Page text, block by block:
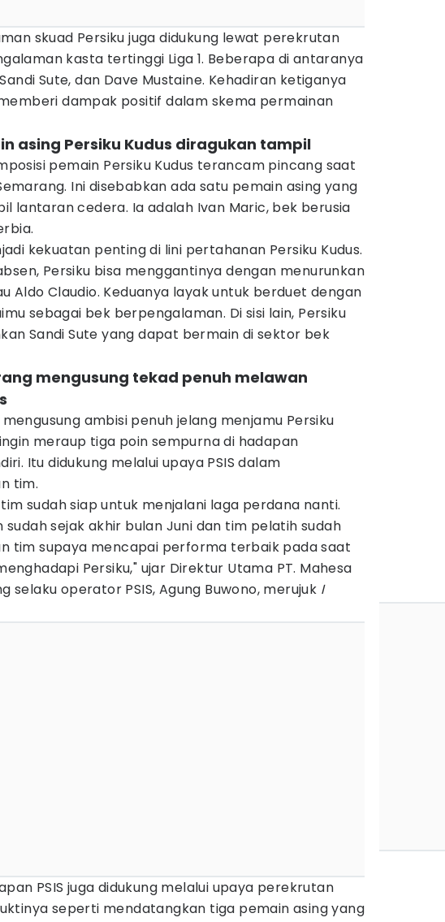
skuad Persiku juga didukung lewat perekrutan
kasta tertinggi Liga 1. Beberapa di antaranya
Sute, dan Dave Mustaine. Kehadiran ketiganya
dampak positif dalam skema permainan
asing Persiku Kudus diragukan tampil
pemain Persiku Kudus terancam pincang saat
Ini disebabkan ada satu pemain asing yang
lantaran cedera. Ia adalah Ivan Maric, bek berusia
kekuatan penting di lini pertahanan Persiku Kudus.
Persiku bisa menggantinya dengan menurunkan
Aldo Claudio. Keduanya layak untuk berduet dengan
sebagai bek berpengalaman. Di sisi lain, Persiku
Sandi Sute yang dapat bermain di sektor bek
mengusung tekad penuh melawan
mengusung ambisi penuh jelang menjamu Persiku
meraup tiga poin sempurna di hadapan
Itu didukung melalui upaya PSIS dalam
tim.
sudah siap untuk menjalani laga perdana nanti.
sudah sejak akhir bulan Juni dan tim pelatih sudah
tim supaya mencapai performa terbaik pada saat
Persiku," ujar Direktur Utama PT. Mahesa
selaku operator PSIS, Agung Buwono, merujuk I
PSIS juga didukung melalui upaya perekrutan
seperti mendatangkan tiga pemain asing yang